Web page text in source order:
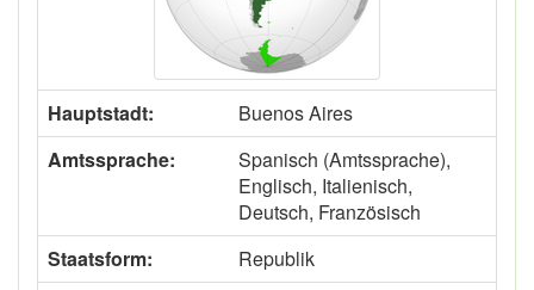
Hauptstadt:
Buenos Aires
Amtssprache:
Spanisch (Amtssprache),
Englisch, Italienisch,
Deutsch, Französisch
Staatsform:
Republik